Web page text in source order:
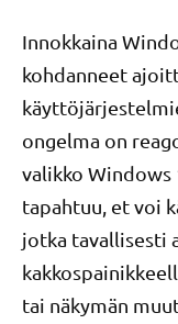
Innokkaina
kohdanneet
ongelma on
valikko Windows
tapahtuu, et voi
jotka tavallisesti
tai näkymän